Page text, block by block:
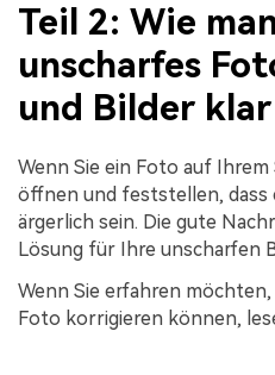
Teil 2: Wie
unscharfes
und Bilder
Wenn Sie ein Foto auf
öffnen und feststellen, dass
ärgerlich sein. Die gute
Lösung für Ihre unscharfen
Wenn Sie erfahren
Foto korrigieren können,